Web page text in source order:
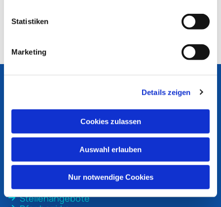
Statistiken
Marketing
Details zeigen
Cookies zulassen
Auswahl erlauben
Nur notwendige Cookies
ev-kirche-bottrop@ekvw.de
Unsere Gemeinde
Stellenangebote